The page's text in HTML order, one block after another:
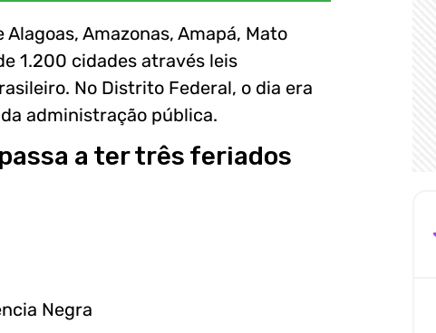
Amazonas, Amapá, Mato
1.200 cidades através leis
No Distrito Federal, o dia era
administração pública.
a ter três feriados
Negra